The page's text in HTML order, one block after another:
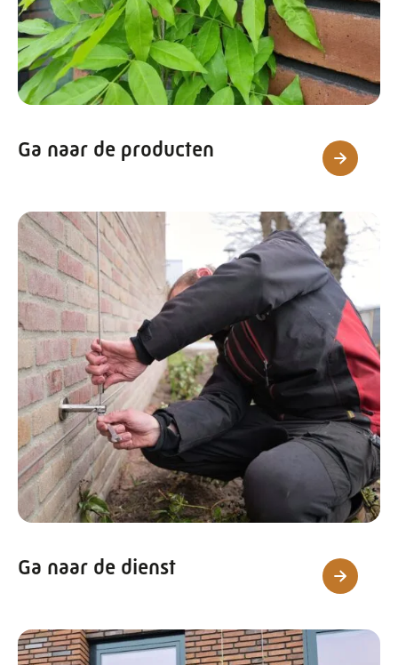
Ga naar de producten
Ga naar de dienst